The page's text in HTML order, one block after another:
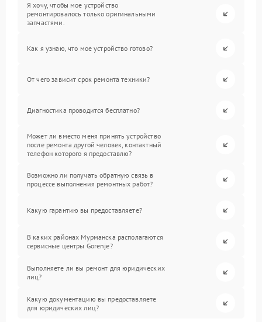
Я хочу, чтобы мое устройство
ремонтировалось только оригинальными
запчастями.
Как я узнаю, что мое устройство готово?
От чего зависит срок ремонта техники?
Диагностика проводится бесплатно?
Может ли вместо меня принять устройство
после ремонта другой человек, контактный
телефон которого я предоставлю?
Возможно ли получать обратную связь в
процессе выполнения ремонтных работ?
Какую гарантию вы предоставляете?
В каких районах Мурманска располагаются
сервисные центры Gorenje?
Выполняете ли вы ремонт для юридических
лиц?
Какую документацию вы предоставляете
для юридических лиц?